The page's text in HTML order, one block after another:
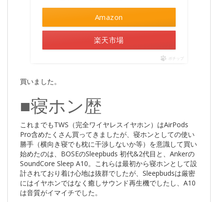
Amazon
楽天市場
ポチップ
買いました。
■寝ホン歴
これまでもTWS（完全ワイヤレスイヤホン）はAirPods
Pro含めたくさん買ってきましたが、寝ホンとしての使い
勝手（横向き寝でも枕に干渉しないか等）を意識して買い
始めたのは、BOSEのSleepbuds 初代&2代目と、Ankerの
SoundCore Sleep A10。これらは最初から寝ホンとして設
計されており着け心地は抜群でしたが、Sleepbudsは厳密
にはイヤホンではなく癒しサウンド再生機でしたし、A10
は音質がイマイチでした。